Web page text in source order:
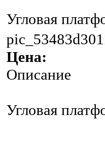
Угловая
Цена:
Описание
Угловая